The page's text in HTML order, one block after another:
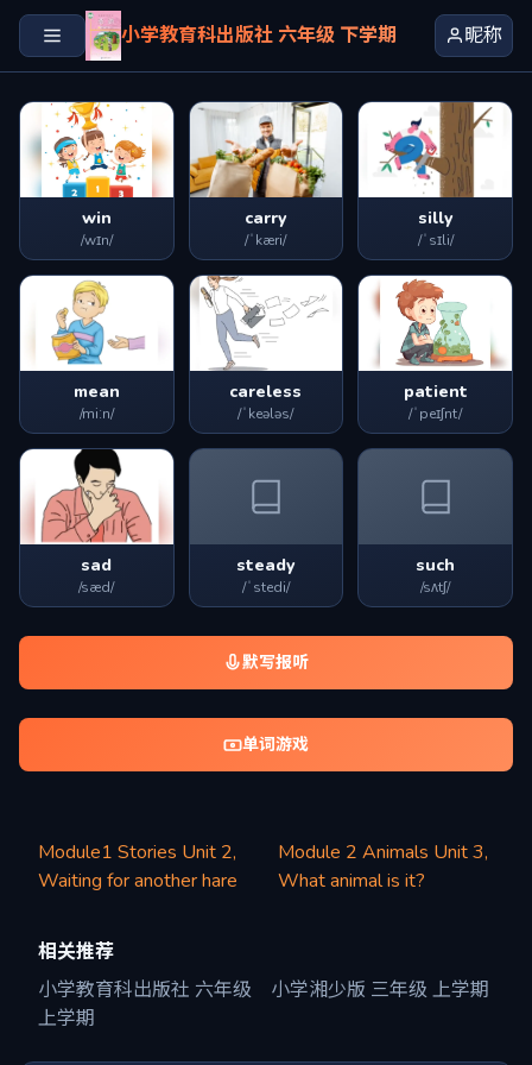
小学教育科出版社 六年级 下学期 昵称
win
/wɪn/
carry
/ˈkæri/
silly
/ˈsɪli/
mean
/miːn/
careless
/ˈkeələs/
patient
/ˈpeɪʃnt/
sad
/sæd/
steady
/ˈstedi/
such
/sʌtʃ/
默写报听
单词游戏
Module1 Stories Unit 2,
Waiting for another hare
Module 2 Animals Unit 3,
What animal is it?
相关推荐
小学教育科出版社 六年级
上学期
小学湘少版 三年级 上学期